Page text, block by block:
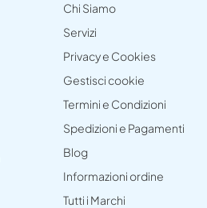
Chi Siamo
Servizi
Privacy e Cookies
Gestisci cookie
Termini e Condizioni
Spedizioni e Pagamenti
Blog
Informazioni ordine
Tutti i Marchi